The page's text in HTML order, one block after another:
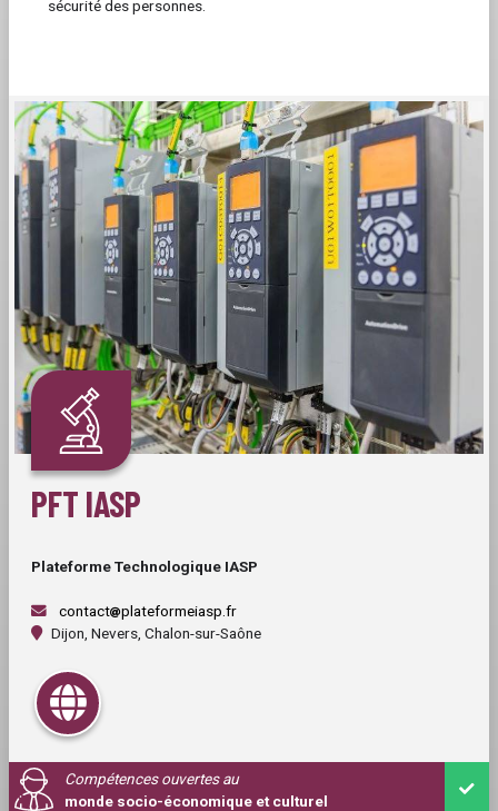
sécurité des personnes.
PFT IASP
Plateforme Technologique IASP
contact
plateformeiasp.fr
Dijon, Nevers, Chalon-sur-Saône
Compétences ouvertes au
monde socio-économique et culturel